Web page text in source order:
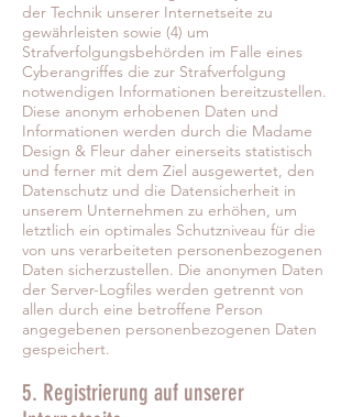
der Technik unserer Internetseite zu
gewährleisten sowie (4) um
Strafverfolgungsbehörden im Falle eines
Cyberangriffes die zur Strafverfolgung
notwendigen Informationen bereitzustellen.
Diese anonym erhobenen Daten und
Informationen werden durch die Madame
Design & Fleur daher einerseits statistisch
und ferner mit dem Ziel ausgewertet, den
Datenschutz und die Datensicherheit in
unserem Unternehmen zu erhöhen, um
letztlich ein optimales Schutzniveau für die
von uns verarbeiteten personenbezogenen
Daten sicherzustellen. Die anonymen Daten
der Server-Logfiles werden getrennt von
allen durch eine betroffene Person
angegebenen personenbezogenen Daten
gespeichert.
5. Registrierung auf unserer